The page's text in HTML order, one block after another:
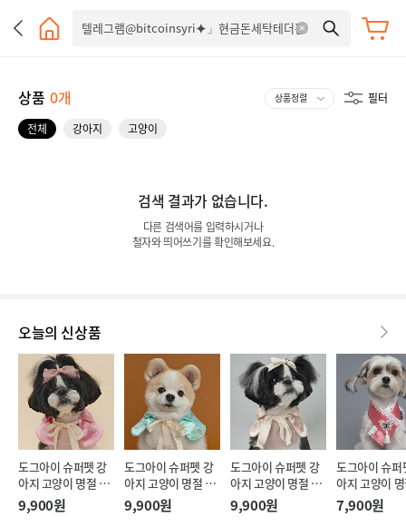
상품 0개
필터
전체
강아지 고양이
검색 결과가 없습니다.
다른 검색어를 입력하시거나
철자와 띄어쓰기를 확인해보세요.
오늘의 신상품
도그아이 슈퍼펫 강
아지 고양이 명절 리
본끈 한복 케이프 핑
크 (M)
9,900원
도그아이 슈퍼펫 강
아지 고양이 명절 리
본끈 한복 케이프 민
트 (M)
9,900원
도그아이 슈퍼펫 강
아지 고양이 명절 리
본끈 한복 케이프 아
이보리 (M)
9,900원
도그아이 슈퍼
아지 고양이
리개 한복 케
랄핑크 (S-XL)
7,900원